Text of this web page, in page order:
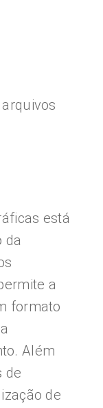
está
da
a
formato
Além
de
de